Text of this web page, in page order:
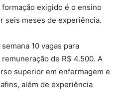
exigido é o ensino
seis meses de experiência.
10 vagas para
de R$ 4.500. A
superior em enfermagem e
além de experiência